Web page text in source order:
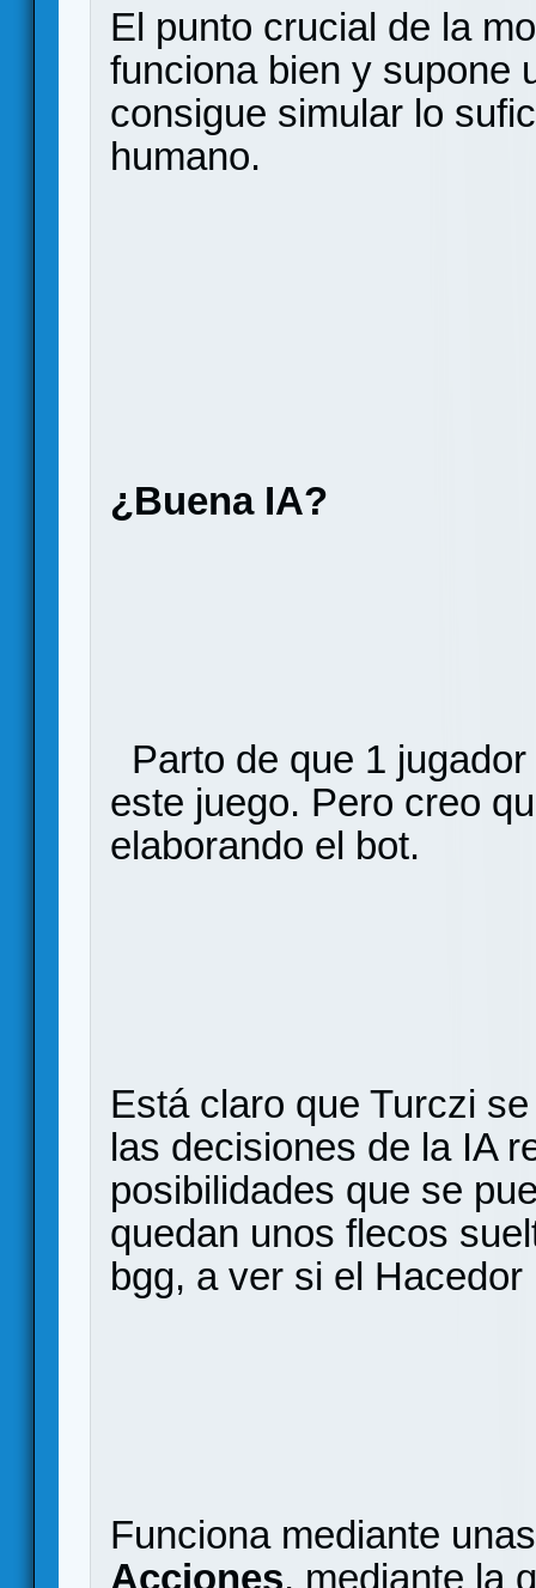
El punto crucial de la
funciona bien y supone
consigue simular lo
humano.
¿Buena IA?
Parto de que 1
este juego. Pero creo
elaborando el bot.
Está claro que Turczi
las decisiones de la IA
posibilidades que se
quedan unos flecos
bgg, a ver si el
Funciona mediante
Acciones, mediante la